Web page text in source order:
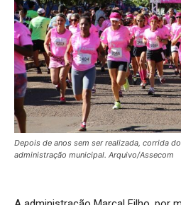
Depois de anos sem ser realizada, corrida
administração municipal. Arquivo/Assecom